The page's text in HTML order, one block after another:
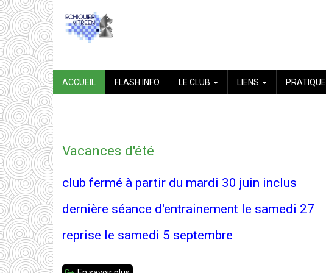
Aller
au
contenu
principal
NAVIGATION
PRINCIPALE
ACCUEIL FLASH INFO LE CLUB LIENS PRATIQUE
Vacances d'été
club fermé à partir du mardi 30 juin inclus
dernière séance d'entrainement le samedi 27
reprise le samedi 5 septembre